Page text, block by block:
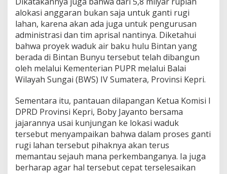
e
b
e
s
a
r
5
8
M
l
y
a
r
alokasi anggaran bukan saja untuk ganti rugi
lahan, karena akan ada juga untuk pengurusan
administrasi dan tim aprisal nantinya. Diketahui
bahwa proyek waduk air baku hulu Bintan yang
berada di Bintan Bunyu tersebut telah dibangun
oleh melalui Kementerian PUPR melalui Balai
Wilayah Sungai (BWS) IV Sumatera, Provinsi Kepri.
Sementara itu, pantauan dilapangan Ketua Komisi I
DPRD Provinsi Kepri, Boby Jayanto bersama
jajarannya usai kunjungan ke lokasi waduk
tersebut menyampaikan bahwa dalam proses ganti
rugi lahan tersebut pihaknya akan terus
memantau sejauh mana perkembanganya. Ia juga
berharap agar hal tersebut cepat terselesaikan